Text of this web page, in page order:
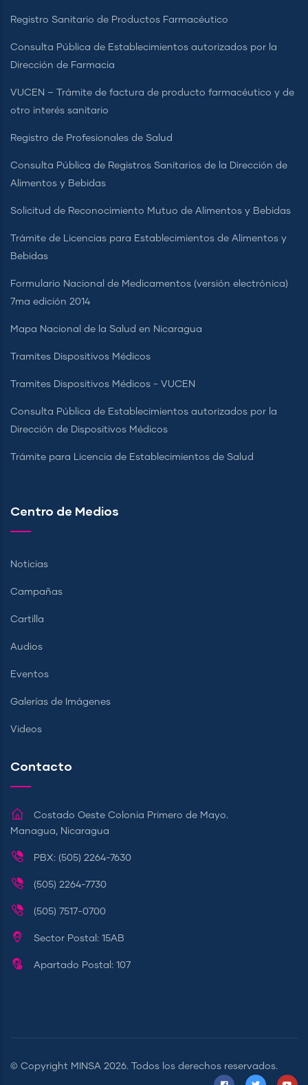
Registro Sanitario de Productos Farmacéutico
Consulta Pública de Establecimientos autorizados por la
Dirección de Farmacia
VUCEN – Trámite de factura de producto farmacéutico y de
otro interés sanitario
Registro de Profesionales de Salud
Consulta Pública de Registros Sanitarios de la Dirección de
Alimentos y Bebidas
Solicitud de Reconocimiento Mutuo de Alimentos y Bebidas
Trámite de Licencias para Establecimientos de Alimentos y
Bebidas
Formulario Nacional de Medicamentos (versión electrónica)
7ma edición 2014
Mapa Nacional de la Salud en Nicaragua
Tramites Dispositivos Médicos
Tramites Dispositivos Médicos - VUCEN
Consulta Pública de Establecimientos autorizados por la
Dirección de Dispositivos Médicos
Trámite para Licencia de Establecimientos de Salud
Centro de Medios
Noticias
Campañas
Cartilla
Audios
Eventos
Galerías de Imágenes
Videos
Contacto
Costado Oeste Colonia Primero de Mayo.
Managua, Nicaragua
PBX: (505) 2264-7630
(505) 2264-7730
(505) 7517-0700
Sector Postal: 15AB
Apartado Postal: 107
© Copyright MINSA 2026. Todos los derechos reservados.